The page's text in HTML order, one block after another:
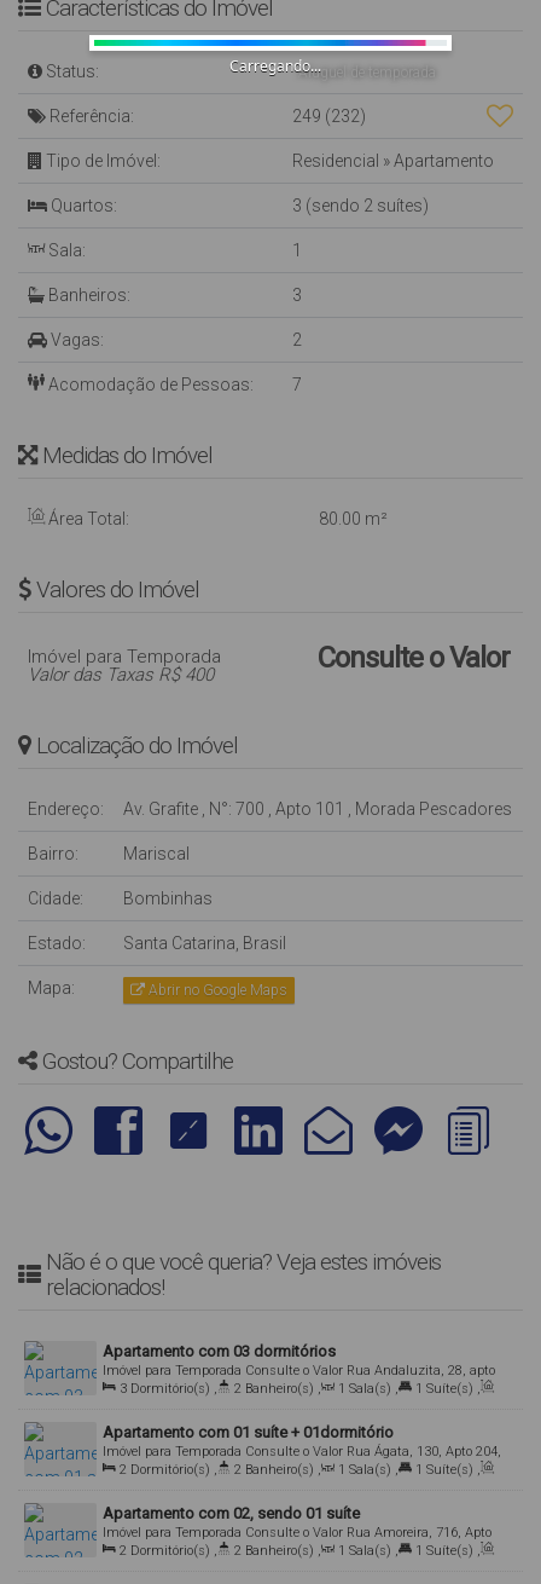
Características do Imóvel
Status: Aluguel de temporada
Referência: 249 (232)
Tipo de Imóvel: Residencial »Apartamento
Quartos: 3 (sendo 2 suítes)
Sala: 1
Banheiros: 3
Vagas: 2
Acomodação de Pessoas: 7
Medidas do Imóvel
Área Total: 80.00 m²
Valores do Imóvel
Consulte o Valor
Imóvel para Temporada
Valor das Taxas R$ 400
Localização do Imóvel
Endereço: Av. Grafite , N°: 700 , Apto 101 , Morada Pescadores
Bairro: Mariscal
Cidade: Bombinhas
Estado: Santa Catarina, Brasil
Mapa: Abrir no Google Maps
Gostou? Compartilhe
Não é o que você queria? Veja estes imóveis
relacionados!
Apartamento com 03 dormitórios
Consulte o Valor
Imóvel para Temporada
Rua Andaluzita, 28, apto
204, 88215-000, Mariscal, Bombinhas, Santa Catarina, Brasil
3 Dormitório(s) , 2 Banheiro(s) , 1 Sala(s) , 1 Suíte(s) ,
Apartamento com 01 suíte + 01dormitório
Consulte o Valor
Imóvel para Temporada
Rua Ágata, 130, Apto 204,
88215-000, Mariscal, Bombinhas, Santa Catarina, Brasil
2 Dormitório(s) , 2 Banheiro(s) , 1 Sala(s) , 1 Suíte(s) ,
Apartamento com 02, sendo 01 suíte
Consulte o Valor
Imóvel para Temporada
Rua Amoreira, 716, Apto
303, 88215-000, Mariscal, Bombinhas, Santa Catarina, Brasil
2 Dormitório(s) , 2 Banheiro(s) , 1 Sala(s) , 1 Suíte(s) ,
Carregando...